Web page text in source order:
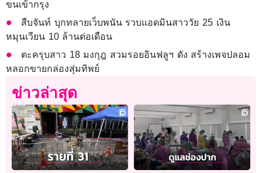
ขนเข้ากรุง
สืบจันท์ บุกทลายเว็บพนัน รวบแอดมินสาววัย 25 เงิน
หมุนเวียน 10 ล้านต่อเดือน
ตะครุบสาว 18 มงกุฎ สวมรอยอินฟลูฯ ดัง สร้างเพจปลอม
หลอกขายกล่องสุ่มทิพย์
ข่าวล่าสุด